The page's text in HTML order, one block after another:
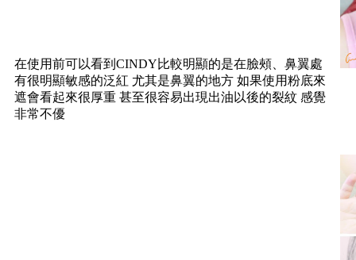
在使用前可以看到CINDY比較明顯的是在臉頰、鼻翼處
有很明顯敏感的泛紅 尤其是鼻翼的地方 如果使用粉底來
遮會看起來很厚重 甚至很容易出現出油以後的裂紋 感覺
非常不優